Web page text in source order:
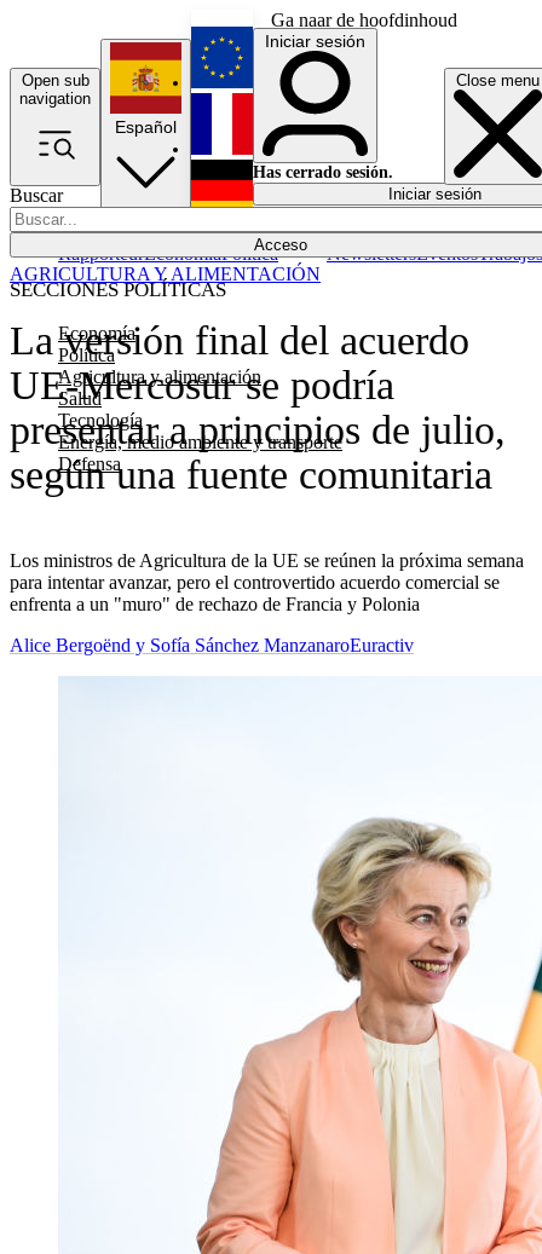
Ga naar de hoofdinhoud
Open sub
navigation
Close menu
Buscar
Acceso
SECCIONES POLÍTICAS
Economía
Política
Agricultura y alimentación
Salud
Tecnología
Energía, medio ambiente y transporte
Defensa
RapporteurEconomíaPolítica NewslettersEventosTrabajos
Español
English
Français
Iniciar sesión
Has cerrado sesión.
Iniciar sesión
La versión final del acuerdo
UE-Mercosur se podría
presentar a principios de julio,
según una fuente comunitaria
Los ministros de Agricultura de la UE se reúnen la próxima semana
para intentar avanzar, pero el controvertido acuerdo comercial se
enfrenta a un "muro" de rechazo de Francia y Polonia
AGRICULTURA Y ALIMENTACIÓN
Alice Bergoënd y Sofía Sánchez ManzanaroEuractiv